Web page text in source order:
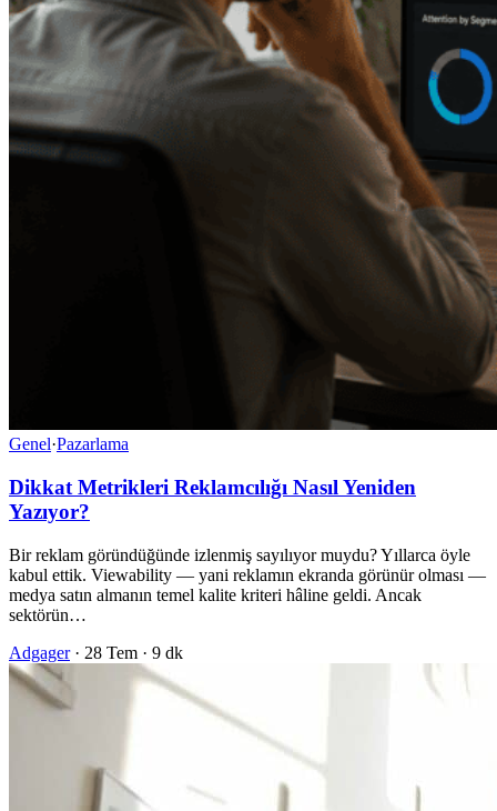
Genel·Pazarlama
Dikkat Metrikleri Reklamcılığı Nasıl Yeniden
Yazıyor?
Bir reklam göründüğünde izlenmiş sayılıyor muydu? Yıllarca öyle
kabul ettik. Viewability — yani reklamın ekranda görünür olması —
medya satın almanın temel kalite kriteri hâline geldi. Ancak
sektörün…
Adgager · 28 Tem · 9 dk